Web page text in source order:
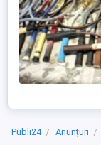
Publi24 Anunțuri